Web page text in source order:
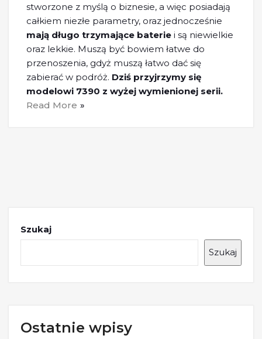
stworzone z myślą o biznesie, a więc posiadają
całkiem niezłe parametry, oraz jednocześnie
mają długo trzymające baterie i są niewielkie
oraz lekkie. Muszą być bowiem łatwe do
przenoszenia, gdyż muszą łatwo dać się
zabierać w podróż. Dziś przyjrzymy się
modelowi 7390 z wyżej wymienionej serii.
Read More
Szukaj
Szukaj
Ostatnie wpisy